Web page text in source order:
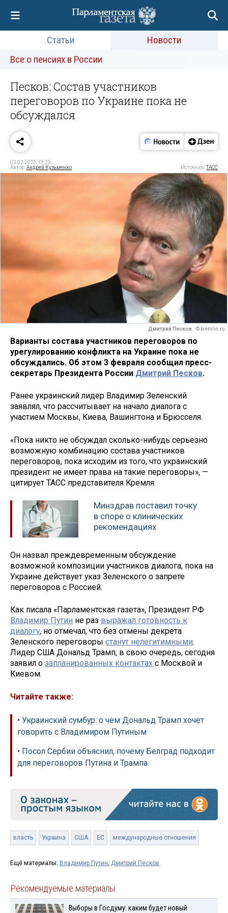
Статьи
Новости
Все о пенсиях в России
Песков: Состав участников
переговоров по Украине пока не
обсуждался
03.02.2025 13:23
Автор:Андрей Кузьменко Источник:ТАСС
Дмитрий Песков. © kremlin.ru
Варианты состава участников переговоров по
урегулированию конфликта на Украине пока не
обсуждались. Об этом 3 февраля сообщил пресс-
секретарь Президента России Дмитрий Песков.
Ранее украинский лидер Владимир Зеленский
заявлял, что рассчитывает на начало диалога с
участием Москвы, Киева, Вашингтона и Брюсселя.
«Пока никто не обсуждал сколько-нибудь серьезно
возможную комбинацию состава участников
переговоров, пока исходим из того, что украинский
президент не имеет права на такие переговоры», —
цитирует ТАСС представителя Кремля.
Минздрав поставил точку
в споре о клинических
рекомендациях
Он назвал преждевременным обсуждение
возможной композиции участников диалога, пока на
Украине действует указ Зеленского о запрете
переговоров с Россией.
Как писала «Парламентская газета», Президент РФ
Владимир Путин не раз выражал готовность к
диалогу, но отмечал, что без отмены декрета
Зеленского переговоры станут нелегитимными.
Лидер США Дональд Трамп, в свою очередь, сегодня
заявил о запланированных контактах с Москвой и
Киевом.
Читайте также:
• Украинский сумбур: о чем Дональд Трамп хочет
говорить с Владимиром Путиным
• Посол Сербии объяснил, почему Белград подходит
для переговоров Путина и Трампа
власть Украина США ЕС международные отношения
Ещё материалы: Владимир Путин, Дмитрий Песков
Рекомендуемые материалы
Выборы в Госдуму: каким будет новый